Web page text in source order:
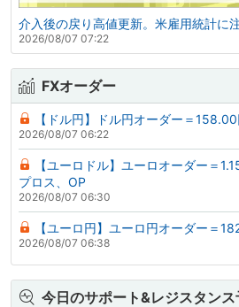
介入後の戻り高値更新。米雇用統計に注
2026/08/07 07:22
FXオーダー
【ドル円】ドル円オーダー＝
2026/08/07 06:22
【ユーロドル】ユーロオーダー＝
プロス、OP
2026/08/07 06:30
【ユーロ円】ユーロ円オーダー＝
2026/08/07 06:38
今日のサポート&レジスタンス